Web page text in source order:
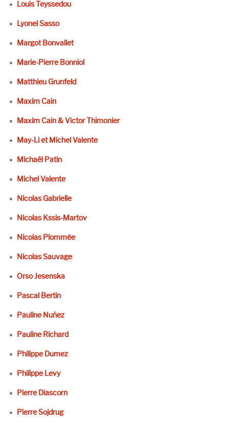
Louis Teyssedou
Lyonel Sasso
Margot Bonvallet
Marie-Pierre Bonniol
Matthieu Grunfeld
Maxim Cain
Maxim Cain & Victor Thimonier
May-Li et Michel Valente
Michaël Patin
Michel Valente
Nicolas Gabrielle
Nicolas Kssis-Martov
Nicolas Plommée
Nicolas Sauvage
Orso Jesenska
Pascal Bertin
Pauline Nuñez
Pauline Richard
Philippe Dumez
Philippe Levy
Pierre Diascorn
Pierre Sojdrug